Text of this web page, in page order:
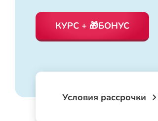
КУРС + 🎁БОНУС
Условия рассрочки